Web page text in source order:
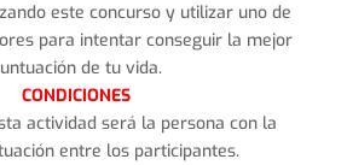
este concurso y utilizar uno de
para intentar conseguir la mejor
de tu vida.
CONDICIONES
actividad será la persona con la
entre los participantes.